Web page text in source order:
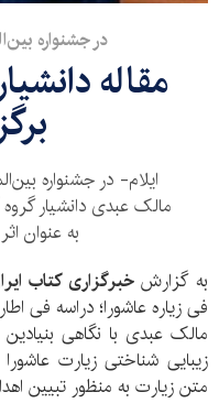
در جشنواره
مقاله
ایلام- در جشنواره
مالک عبدی دانشیار
به عنوان
به گزارش خبرگزاری کتاب
فی زیاره عاشورا؛ دراسه فی
مالک عبدی با نگاهی
زیبایی شناختی زیارت عاشورا
متن زیارت به منظور تبیین